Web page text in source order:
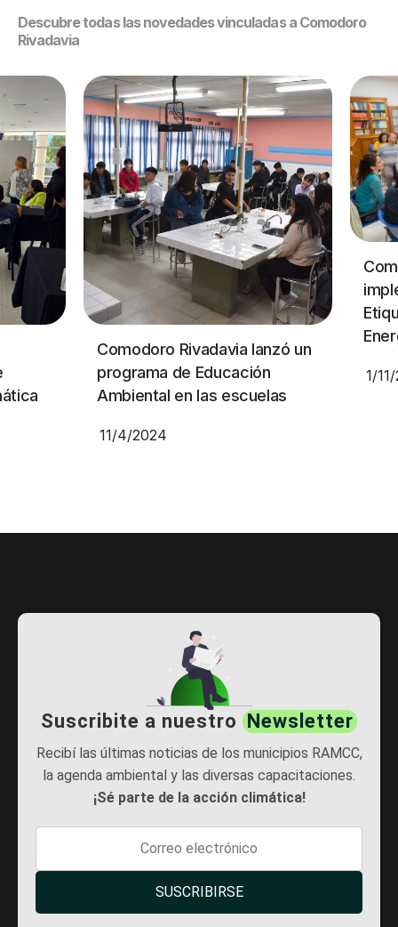
Descubre todas las novedades vinculadas a Comodoro
Rivadavia
Comodoro Rivadavia lanzó un
programa de Educación
Ambiental en las escuelas
11/4/2024
1/
Suscribite a nuestro Newsletter
Recibí las últimas noticias de los municipios RAMCC,
la agenda ambiental y las diversas capacitaciones.
¡Sé parte de la acción climática!
SUSCRIBIRSE